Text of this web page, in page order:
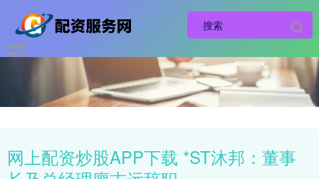
网上配资炒股APP下载 *ST沐邦：董事